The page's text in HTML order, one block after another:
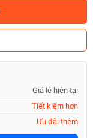
Giá lẻ hiện tại
Tiết kiệm hơn
Ưu đãi thêm